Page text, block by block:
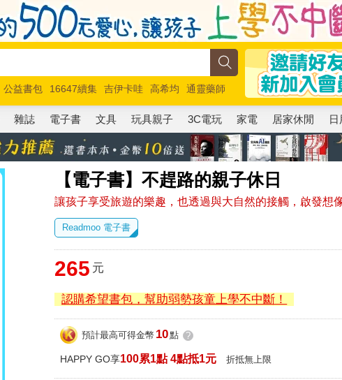
公益書包 16647續集 吉伊卡哇 高希均
通靈藥師
馬斯克 玩具總動員5 超慢跑
雜誌 電子書 文具 玩具親子 3C電玩 家電 居家休閒
【電子書】不趕路的親子休日
讓孩子享受旅遊的樂趣，也透過與大自然的接觸，啟發想
Readmoo 電子書
265 元
認購希望書包，幫助弱勢孩童上學不中斷！
預計最高可得金幣 10點 ?
HAPPY GO享100累1點 4點抵1元 折抵無上限